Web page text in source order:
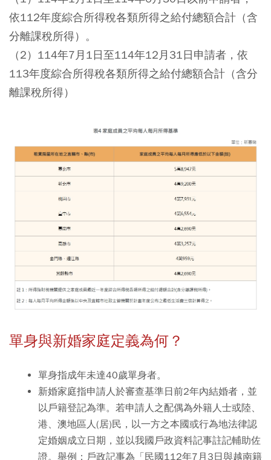
依112年度綜合所得稅各類所得之給付總額合計（含
分離課稅所得）。
（2）114年7月1日至114年12月31日申請者，依
113年度綜合所得稅各類所得之給付總額合計（含分
離課稅所得）
單身與新婚家庭定義為何？
單身指成年未達40歲單身者。
新婚家庭指申請人於審查基準日前2年內結婚者，並
以戶籍登記為準。若申請人之配偶為外籍人士或陸、
港、澳地區人(居)民，以一方之本國或行為地法律認
定婚姻成立日期，並以我國戶政資料記事註記輔助佐
證。舉例：戶政記事為「民國112年7月3日與越南籍